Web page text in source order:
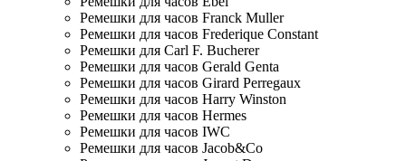
Ремешки для часов Franck Muller
Ремешки для часов Frederique Constant
Ремешки для Carl F. Bucherer
Ремешки для часов Gerald Genta
Ремешки для часов Girard Perregaux
Ремешки для часов Harry Winston
Ремешки для часов Hermes
Ремешки для часов IWC
Ремешки для часов Jacob&Co